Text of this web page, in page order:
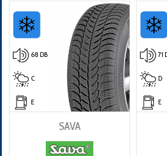
68 DB
C
E
SAVA
71
D
E